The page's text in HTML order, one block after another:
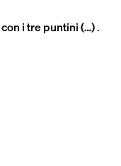
con i tre puntini (…).